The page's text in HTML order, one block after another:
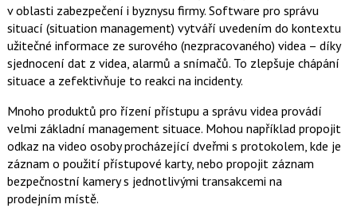
v oblasti zabezpečení i byznysu firmy. Software pro správu
situací (situation management) vytváří uvedením do kontextu
užitečné informace ze surového (nezpracovaného) videa – díky
sjednocení dat z videa, alarmů a snímačů. To zlepšuje chápání
situace a zefektivňuje to reakci na incidenty.
Mnoho produktů pro řízení přístupu a správu videa provádí
velmi základní management situace. Mohou například propojit
odkaz na video osoby procházející dveřmi s protokolem, kde je
záznam o použití přístupové karty, nebo propojit záznam
bezpečnostní kamery s jednotlivými transakcemi na
prodejním místě.